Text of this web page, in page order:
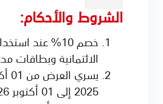
الشروط والأحكام:
خصم 10% عند
الائتمانية وبطاقات
2025 إلى 01 أكتوبر 2026